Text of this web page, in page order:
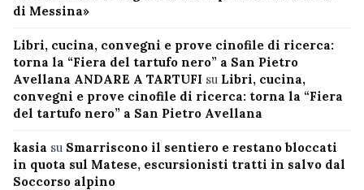
di Messina»
Libri, cucina, convegni e prove cinofile di ricerca:
torna la “Fiera del tartufo nero” a San Pietro
Avellana ANDARE A TARTUFI su Libri, cucina,
convegni e prove cinofile di ricerca: torna la “Fiera
del tartufo nero” a San Pietro Avellana
kasia su Smarriscono il sentiero e restano bloccati
in quota sul Matese, escursionisti tratti in salvo dal
Soccorso alpino